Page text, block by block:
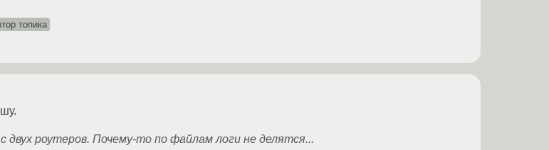
топика
двух роутеров. Почему-то по файлам логи не делятся...